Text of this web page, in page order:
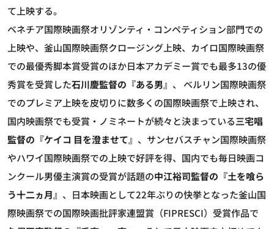
て上映する。
ベネチア国際映画祭オリゾンティ・コンペティション部門での
上映や、釜山国際映画祭クロージング上映、カイロ国際映画祭
での最優秀脚本賞受賞のほか日本アカデミー賞でも最多13の優
秀賞を受賞した石川慶監督の『ある男』 、 ベルリン国際映画祭
でのプレミア上映を皮切りに数多くの国際映画祭で上映され、
国内映画祭でも受賞・ノミネートが続々と決まっている三宅唱
監督の『ケイコ 目を澄ませて』 、サンセバスチャン国際映画祭
やハワイ国際映画祭での上映で好評を得、国内でも毎日映画コ
ンクール男優主演賞の受賞が話題の中江裕司監督の『土を喰ら
う十二ヵ月』 、日本映画として22年ぶりの快挙となった釜山国
際映画祭での国際映画批評家連盟賞（FIPRESCI）受賞作品で